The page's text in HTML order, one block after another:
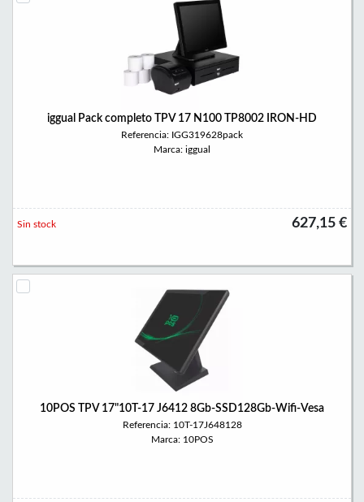
iggual Pack completo TPV 17 N100 TP8002 IRON-HD
Referencia: IGG319628pack
Marca: iggual
627,15 €
Sin stock
10POS TPV 17"10T-17 J6412 8Gb-SSD128Gb-Wifi-Vesa
Referencia: 10T-17J648128
Marca: 10POS